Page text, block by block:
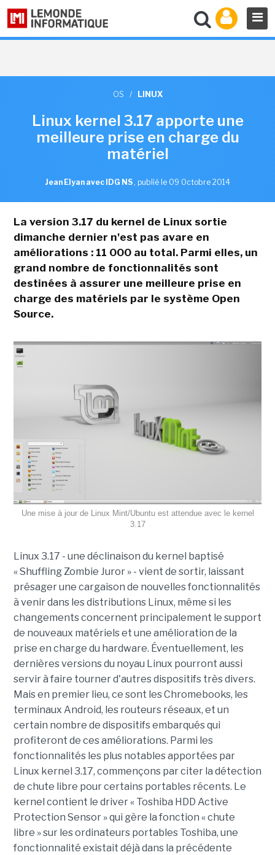
OS / LINUX
Linux kernel 3.17 apporte une
meilleure prise en charge du
matériel
Jean Elyan avec IDG NS , publié le 09 Octobre 2014
La version 3.17 du kernel de Linux sortie
dimanche dernier n'est pas avare en
améliorations : 11 000 au total. Parmi elles, un
grand nombre de fonctionnalités sont
destinées à assurer une meilleure prise en
charge des matériels par le système Open
Source.
Une mise à jour de Linux Mint/Ubuntu est attendue avec le kernel
3.17
Linux 3.17 - une déclinaison du kernel baptisé
« Shuffling Zombie Juror » - vient de sortir, laissant
présager une cargaison de nouvelles fonctionnalités
à venir dans les distributions Linux, même si les
changements concernent principalement le support
de nouveaux matériels et une amélioration de la
prise en charge du hardware. Éventuellement, les
dernières versions du noyau Linux pourront aussi
servir à faire tourner d'autres dispositifs très divers.
Mais en premier lieu, ce sont les Chromebooks, les
terminaux Android, les routeurs réseaux, et un
certain nombre de dispositifs embarqués qui
profiteront de ces améliorations. Parmi les
fonctionnalités les plus notables apportées par
Linux kernel 3.17, commençons par citer la détection
de chute libre pour certains portables récents. Le
kernel contient le driver « Toshiba HDD Active
Protection Sensor » qui gère la fonction « chute
libre » sur les ordinateurs portables Toshiba, une
fonctionnalité existait déjà dans la précédente